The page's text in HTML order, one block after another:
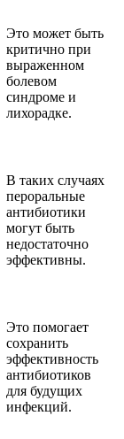
Это может быть
критично при
выраженном
болевом
синдроме и
лихорадке.
В таких случаях
пероральные
антибиотики
могут быть
недостаточно
эффективны.
Это помогает
сохранить
эффективность
антибиотиков
для будущих
инфекций.